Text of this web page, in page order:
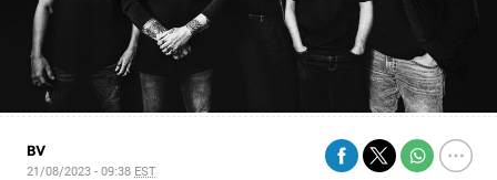
BV
21/08/2023 - 09:38 EST